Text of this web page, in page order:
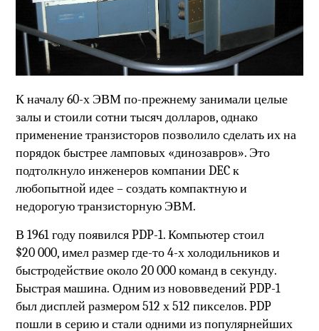
К началу 60-х ЭВМ по-прежнему занимали целые
залы и стоили сотни тысяч долларов, однако
применение транзисторов позволило сделать их на
порядок быстрее ламповых «динозавров». Это
подтолкнуло инженеров компании DEC к
любопытной идее – создать компактную и
недорогую транзисторную ЭВМ.
В 1961 году появилсяPDP-1. Компьютер стоил
$20 000, имел размер где-то 4-х холодильников и
быстродействие около 20 000 команд в секунду.
Быстрая машина. Одним из нововведений PDP-1
был дисплей размером 512 х 512 пикселов.PDP
пошли в серию и стали одними из популярнейших